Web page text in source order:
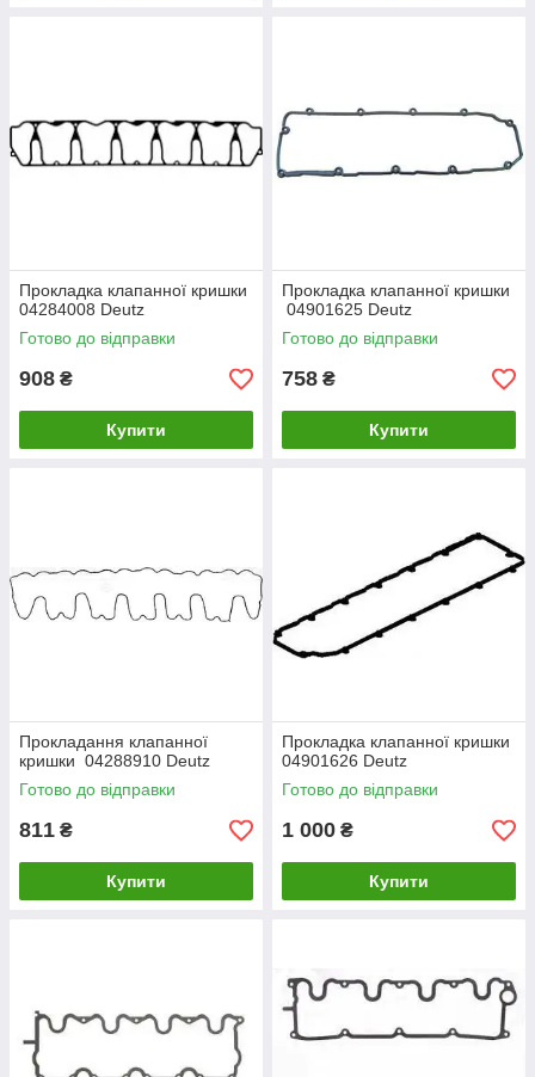
Прокладка клапанної кришки
04284008 Deutz
Готово до відправки
908 ₴
Купити
Прокладка клапанної кришки
04901625 Deutz
Готово до відправки
758 ₴
Купити
Прокладання клапанної
кришки 04288910 Deutz
Готово до відправки
811 ₴
Купити
Прокладка клапанної кришки
04901626 Deutz
Готово до відправки
1 000 ₴
Купити